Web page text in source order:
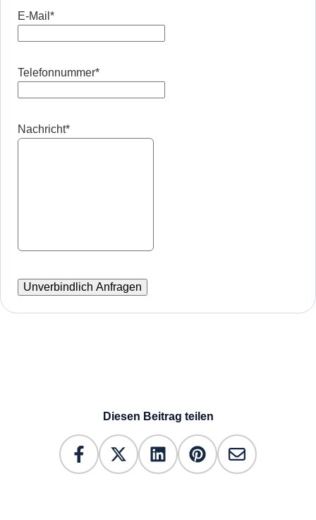
E-Mail *
Telefonnummer*
Nachricht*
Diesen Beitrag teilen